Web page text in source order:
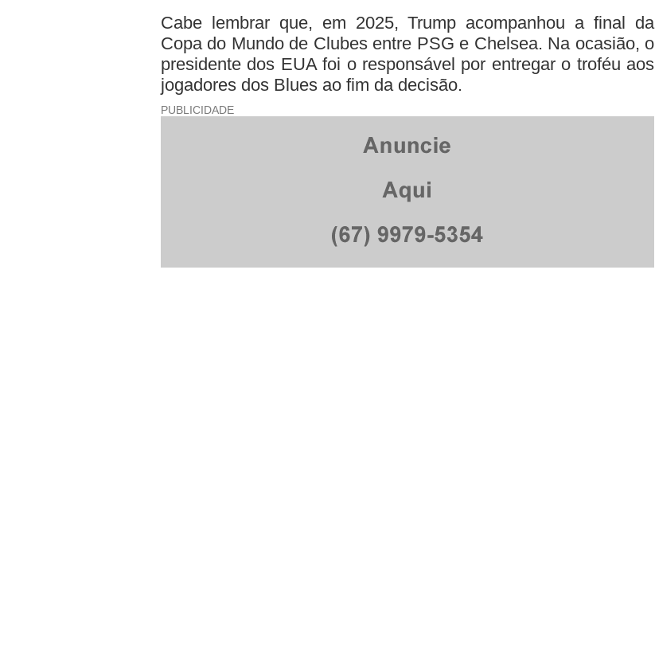
Cabe lembrar que, em 2025, Trump acompanhou a final da
Copa do Mundo de Clubes entre PSG e Chelsea. Na ocasião, o
presidente dos EUA foi o responsável por entregar o troféu aos
jogadores dos Blues ao fim da decisão.
PUBLICIDADE